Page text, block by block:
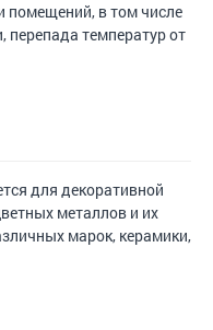
помещений, в том числе
температур от
для декоративной
металлов и их
марок, керамики,